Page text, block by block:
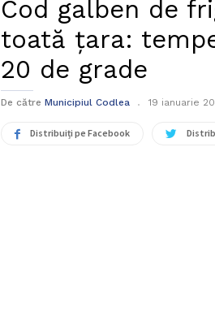
Cod galben de
toată țara:
20 de grade
De către Municipiul Codlea 19 ianuarie
Distribuiți pe Facebook